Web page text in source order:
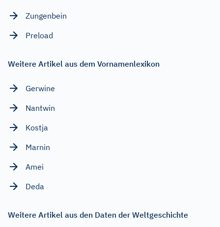
Zungenbein
Preload
Weitere Artikel aus dem Vornamenlexikon
Gerwine
Nantwin
Kostja
Marnin
Amei
Deda
Weitere Artikel aus den Daten der Weltgeschichte